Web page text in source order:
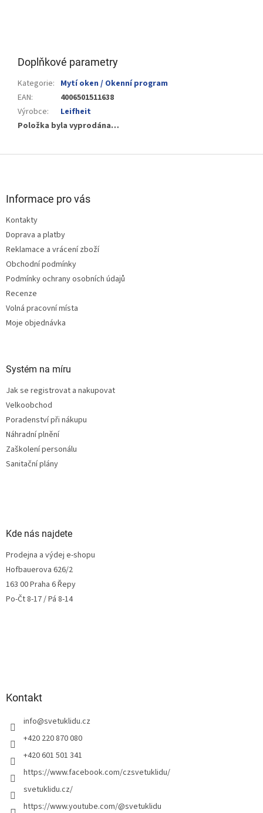
Doplňkové parametry
Kategorie: Mytí oken / Okenní program
EAN:
4006501511638
Výrobce:
Leifheit
Položka byla vyprodána…
Informace pro vás
Kontakty
Doprava a platby
Reklamace a vrácení zboží
Obchodní podmínky
Podmínky ochrany osobních údajů
Recenze
Volná pracovní místa
Moje objednávka
Systém na míru
Jak se registrovat a nakupovat
Velkoobchod
Poradenství při nákupu
Náhradní plnění
Zaškolení personálu
Sanitační plány
Kde nás najdete
Prodejna a výdej e-shopu
Hofbauerova 626/2
163 00 Praha 6 Řepy
Po-Čt 8-17 / Pá 8-14
Kontakt
info@svetuklidu.cz
+420 220 870 080
+420 601 501 341
https://www.facebook.com/czsvetuklidu/
svetuklidu.cz/
https://www.youtube.com/@svetuklidu